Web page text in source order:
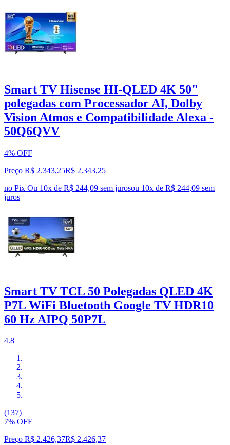
Smart TV Hisense HI-QLED 4K 50"
polegadas com Processador AI, Dolby
Vision Atmos e Compatibilidade Alexa -
50Q6QVV
4% OFF
Preço R$ 2.343,25R$ 2.343,25
no Pix Ou 10x de R$ 244,09 sem jurosou 10x de R$ 244,09 sem
juros
Smart TV TCL 50 Polegadas QLED 4K
P7L WiFi Bluetooth Google TV HDR10
60 Hz AIPQ 50P7L
4.8
(137)
7% OFF
Preço R$ 2.426,37R$ 2.426,37